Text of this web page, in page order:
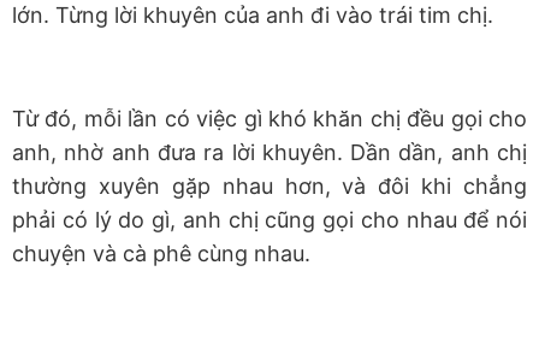
lớn. Từng lời khuyên của anh đi vào trái tim chị.
Từ đó, mỗi lần có việc gì khó khăn chị đều gọi cho
anh, nhờ anh đưa ra lời khuyên. Dần dần, anh chị
thường xuyên gặp nhau hơn, và đôi khi chẳng
phải có lý do gì, anh chị cũng gọi cho nhau để nói
chuyện và cà phê cùng nhau.